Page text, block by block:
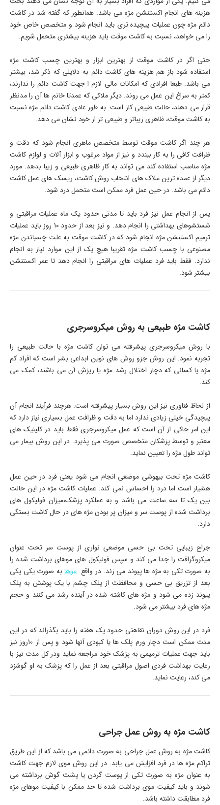
هزینه های انجام اکستنشن مژه می باشد. همانطور که گفته شد در کاشت
دائم مژه چون عملیات پیچیده تری باید انجام شود و متخصص خاص خود
را می خواهد، نسبت به کاشت موقت باید هزینه بیشتری متحمل شویم.
حتی اگر در کاشت موقت از بهترین ابزار و بهترین چسب کاشت مژه
استفاده شود باز هم هزینه های کاشت دائم به دلایلی که ذکر شد، بیشتر
می باشد. طبعا افرادی که امکانات مالی لازم ا جهت کاشت دائم را ندارند،
کمتر به سراغ این عمل می روند. دیگر ملاکی که عمدتا خانم ها آن را مدنظر
قرار می دهند، حالت طبیعی کار است. به طور عادی کاشت دائم مژه نسبت
به کاشت موقت، ظاهری زیباتر و طبیعی تر از خود نشان می دهد.
هر چند اگر کاشت موقت توسط متخصص ماهری انجام شود که دقت و
ظرافت کافی را به کار ببندد و نیز از مواد مرغوب و ابزار آلات و لوازم کاشت
مژه مناسب استفاده کند می تواند به کار ظاهری طبیعی و زیبا بدهد. مورد
دیگر از عمده ترین ملاک های انتخاب روش کاشت، ریسک های عمل کاشت
دائم می باشد. در حین عمل فرد ممکن است متحمل درد شود.
پس از انجام عمل نیز فرد باید تا مدتی حدود یک ماه عملیات مراقبتی و
شستشوهای بهداشتی را انجام دهد. و نیز بعد از حدود 10 روز باید عملیات
ترمیم اکستنشن مژه انجام شود که در کاشت موقت به علت چسباندن مژه
مصنوعی با چسب کاشت مژه تقریبا هیچ یک از این موارد نیاز به انجام
ندارد. فقط باید فرد عملیات های مراقبتی را انجام دهد تا عمر اکستنشن
بیشتر شود.
کاشت مژه طبیعی به روش میکروسرجری
با روش میکروسرجری پیشرفته می توان کاشت مژه با حالت طبیعی را
تجربه نمود. این روش جزو روش های نوین ابداعی بشر است که افراد کم
مژه یا کسانی که دچار اختلال رشد مژه یا ریزش آن می باشند، کمک می
کند.
از لحاظ فناوری نیز این روش بسیار پیشرفته است. هرچند فرآیند انجام آن
پیچیدگی خیلی زیادی ندارد اما به دقت و ظرافت عمل بسیاری نیاز دارد که
این امر حاکی از آن است که عمل میکروسرجری فقط باید در کلینیک های
معتبر و توسط پزشکان متخصص صورت می پذیرد. در این روش بیمار می
تواند طول مژه را تعیین نماید.
کاشت مژه تحت بیهوشی موضعی انجام می شود یعنی فرد در حین عمل
هشیار است اما درد را احساس نمی کند. عملیات کاشت مژه در این حالت
بین یک تا سه ساعت می باشد و به عملکرد پزشک،میزان فولیکول های
برداشت شده از پوست سر و میزان پر بودن مژه های در حال کاشت بستگی
دارد.
جراح زیبایی تحت بی حسی موضعی نواری از پوست سر تحت عنوان
میکروگرافت را جدا می کند و سپس فولیکول های موهای برداشت شده را
به صورت تکی به مژه ها پیوند می زند. در واقعموهابه صورت یکی یکی
بعد از تزریق بی حسی و محافظت از پلک چشم با یک پوشش به پلک
پیوند زده می شود و مژه های کاشته شده در آینده رشد می کنند و حجم
مژه های فرد بیشتر می شود.
فرد در این روش دوران نقاهتی حدود یک هفته را باید بگذراند که در این
مدت ممکن است دچار ورم پلک ها یا کبودی آنها شود و پس از 10روز نیز
باید جهت عملیات ترمیمی به پزشک خود مراجعه نماید ودر کل مدت نیز با
رعایت بهداشت فردی اصول مراقبتی بعد از عمل را که پزشک به او گوشزد
می کند، رعایت نماید.
کاشت مژه به روش عمل جراحی
کاشت مژه به روش عمل جراحی به صورت دائمی می باشد که از این طریق
تراکم مژه ها در فرد افزایش می یابد. در این روش موی لازم جهت کاشت
به عنوان مژه به صورت تکی از پوست گردن یا پشت گوش برداشته می
شوند و باید کیفیت موی برداشت شده تا حد ممکن با کیفیت موهای مژه
فرد مطابقت داشته باشد.